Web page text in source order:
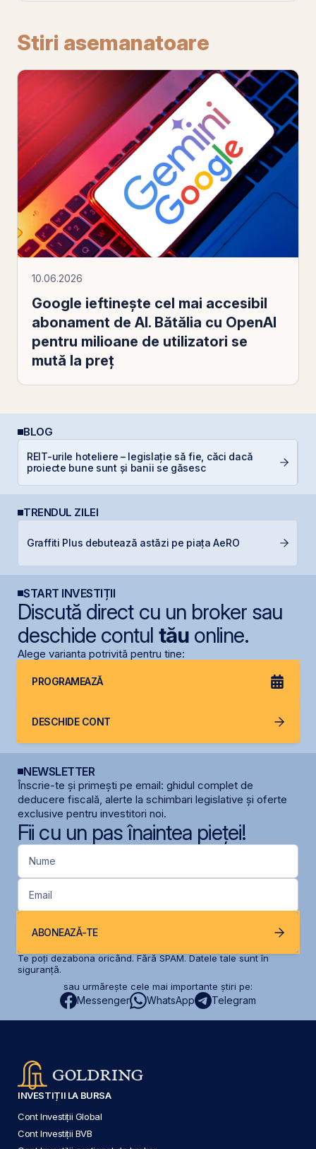
Stiri asemanatoare
10.06.2026
Google ieftinește cel mai accesibil
abonament de AI. Bătălia cu OpenAI
pentru milioane de utilizatori se
mută la preț
BLOG
REIT-urile hoteliere – legislație să fie, căci dacă
proiecte bune sunt și banii se găsesc
TRENDUL ZILEI
Graffiti Plus debutează astăzi pe piața AeRO
START INVESTIȚII
Discută direct cu un broker sau
deschide contul tăuonline.
Alege varianta potrivită pentru tine:
PROGRAMEAZĂ
DESCHIDE CONT
NEWSLETTER
Înscrie-te și primești pe email: ghidul complet de
deducere fiscală, alerte la schimbari legislative și oferte
exclusive pentru investitori noi.
Fii cu un pas înaintea pieței!
Nume
Email
ABONEAZĂ-TE
Te poți dezabona oricând. Fără SPAM. Datele tale sunt în
siguranță.
sau urmărește cele mai importante știri pe:
Messenger WhatsApp Telegram
INVESTIȚII LA BURSA
Cont Investiții Global
Cont Investiții BVB